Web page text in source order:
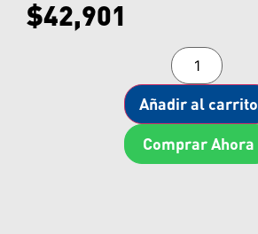
$42,901
Añadir al carrito
Comprar Ahora